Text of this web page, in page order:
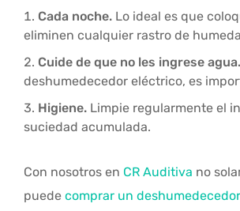
Cada noche. Lo ideal es que
eliminen cualquier rastro de
Cuide de que no les ingrese agua.
deshumedecedor eléctrico, es
Higiene. Limpie regularmente el
suciedad acumulada.
Con nosotros en CR Auditiva no
puede comprar un